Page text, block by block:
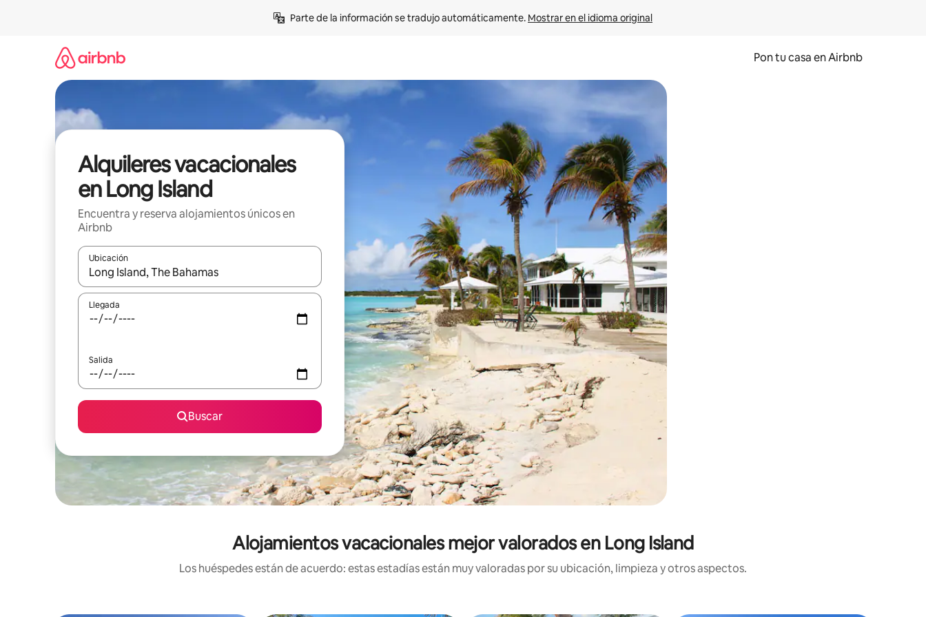
Parte de la información se tradujo automáticamente. Mostrar en el idioma original
Pon tu casa en Airbnb
Alquileres vacacionales
en Long Island
Encuentra y reserva alojamientos únicos en
Airbnb
Ubicación
Cuando los resultados estén disponibles, navega con las teclas de flecha hacia arriba y hacia abajo o explora con el tacto o desliza el dedo.
Llegada
Salida
Buscar
Alojamientos vacacionales mejor valorados en Long Island
Los huéspedes están de acuerdo: estas estadías están muy valoradas por su ubicación, limpieza y otros aspectos.